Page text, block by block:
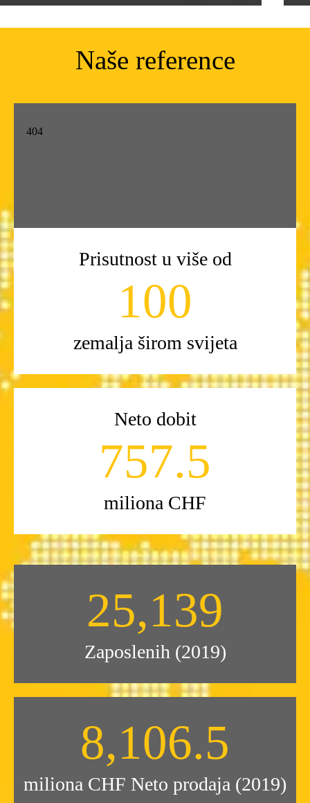
Naše reference
Prisutnost u više od
100
zemalja širom svijeta
Neto dobit
758.5
miliona CHF
25,141
Zaposlenih (2019)
8,109.2
miliona CHF Neto prodaja (2019)